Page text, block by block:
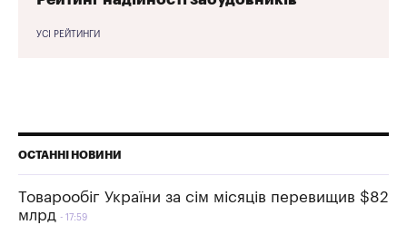
УСІ РЕЙТИНГИ
ОСТАННІ НОВИНИ
Товарообіг України за сім місяців перевищив $82
млрд
17:59